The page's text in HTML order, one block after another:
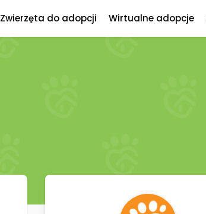
Zwierzęta do adopcji Wirtualne adopcje